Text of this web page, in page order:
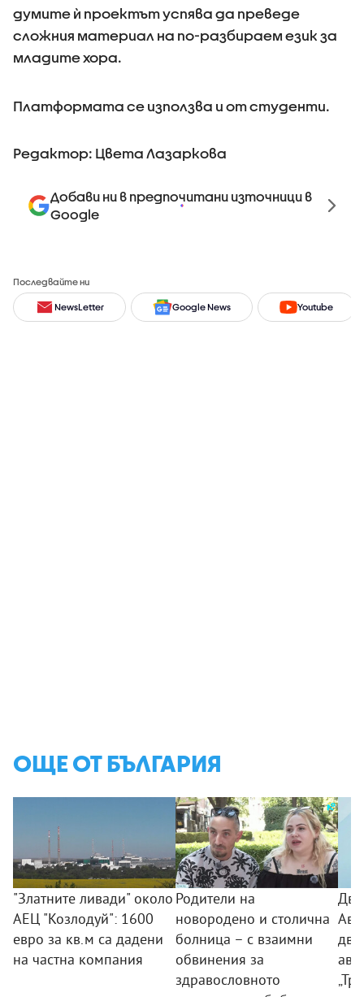
думите ѝ проектът успява да преведе
сложния материал на по-разбираем език за
младите хора.
Платформата се използва и от студенти.
Редактор: Цвета Лазаркова
Добави ни в предпочитани източници в
Google
Последвайте ни
NewsLetter Google News Youtube
ОЩЕ ОТ БЪЛГАРИЯ
"Златните ливади" около
АЕЦ "Козлодуй": 1600
евро за кв.м са дадени
на частна компания
Родители на
новородено и столична
болница – с взаимни
обвинения за
здравословното